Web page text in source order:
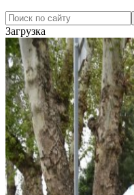
Загрузка